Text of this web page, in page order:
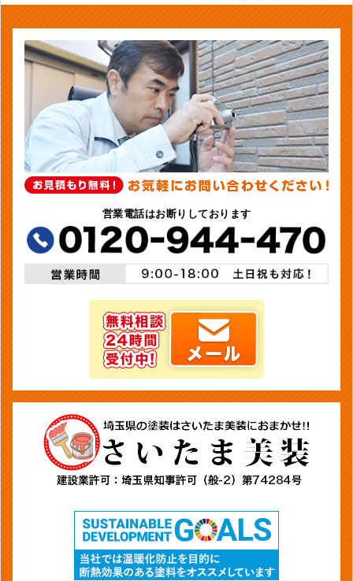
営業電話はお断りしております